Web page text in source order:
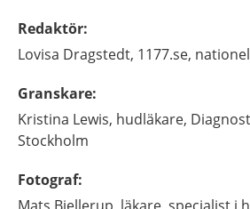
Redaktör:
Lovisa Dragstedt, 1177.se,
Granskare:
Kristina Lewis, hudläkare,
Stockholm
Fotograf: